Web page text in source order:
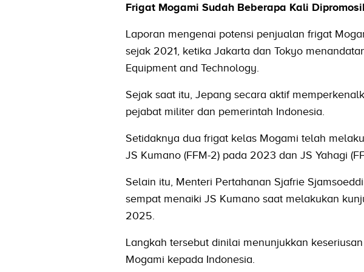
Frigat Mogami Sudah Beberapa Kali
Laporan mengenai potensi penjualan frigat
sejak 2021, ketika Jakarta dan Tokyo
Equipment and Technology.
Sejak saat itu, Jepang secara aktif
pejabat militer dan pemerintah Indonesia.
Setidaknya dua frigat kelas Mogami telah
JS Kumano (FFM-2) pada 2023 dan JS Yahagi
Selain itu, Menteri Pertahanan Sjafrie
sempat menaiki JS Kumano saat melakukan
2025.
Langkah tersebut dinilai menunjukkan
Mogami kepada Indonesia.